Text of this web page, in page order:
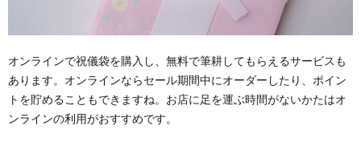
オンラインで祝儀袋を購入し、無料で筆耕してもらえるサービスも
あります。オンラインならセール期間中にオーダーしたり、ポイン
トを貯めることもできますね。お店に足を運ぶ時間がないかたはオ
ンラインの利用がおすすめです。